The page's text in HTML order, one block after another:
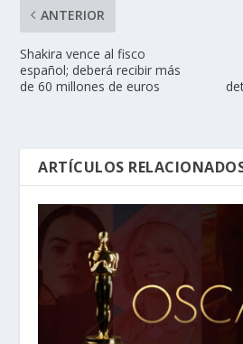
ANTERIOR
Shakira vence al fisco
español; deberá recibir más
de 60 millones de euros
ARTÍCULOS